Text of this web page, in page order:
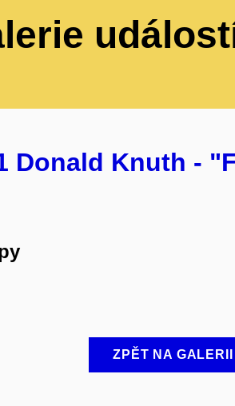
Donald Knuth -
ZPĚT NA GALERII